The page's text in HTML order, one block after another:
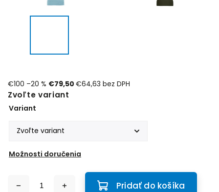
€100 –20 % €79,50 €64,63 bez DPH
Zvoľte variant
Variant
Možnosti doručenia
Pridať do košíka